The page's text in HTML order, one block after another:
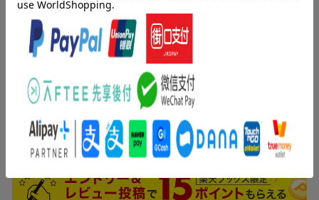
評価： 4
goshy1st
とりはずしパーツがあるので飛び出す絵本としては不完全だと思い
ましたが、5歳の甥っ子は取り外す雑誌・新聞・メニューがお気に
入りで繰り返し（大人がうんざりするほど；）読み聞かせてくれま
した。
大うけでした。
もっと見る